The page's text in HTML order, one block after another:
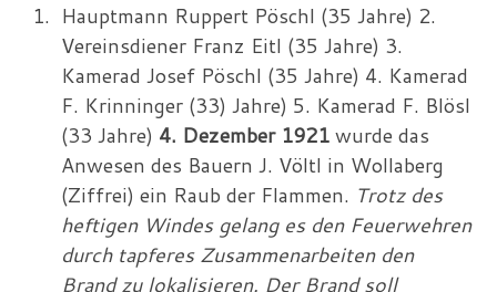
Hauptmann Ruppert Pöschl (35 Jahre) 2.
Vereinsdiener Franz Eitl (35 Jahre) 3.
Kamerad Josef Pöschl (35 Jahre) 4. Kamerad
F. Krinninger (33) Jahre) 5. Kamerad F. Blösl
(33 Jahre) 4. Dezember 1921wurde das
Anwesen des Bauern J. Völtl in Wollaberg
(Ziffrei) ein Raub der Flammen. Trotz des
heftigen Windes gelang es den Feuerwehren
durch tapferes Zusammenarbeiten den
Brand zu lokalisieren. Der Brand soll